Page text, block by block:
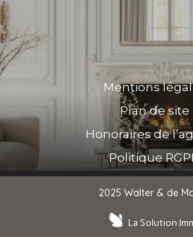
Mentions
Plan de site
Honoraires de
Politique
2025 Walter & de
La Solution